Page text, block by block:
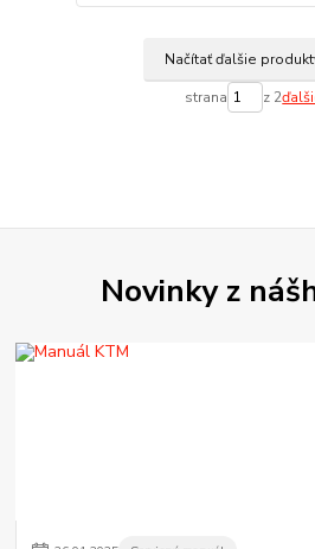
Načítať ďalšie
strana z 2
Novinky z